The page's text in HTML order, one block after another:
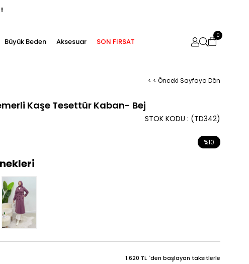
Büyük Beden Aksesuar SON FIRSAT
0
< < Önceki Sayfaya Dön
Kaşe Tesettür Kaban- Bej
(TD342)
STOK KODU
%10
1.620 TL `den başlayan taksitlerle